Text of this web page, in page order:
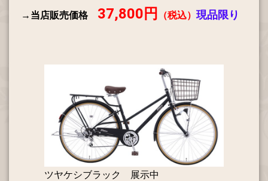
→当店販売価格 37,800円 （税込） 現品限り
ツヤケシブラック 展示中